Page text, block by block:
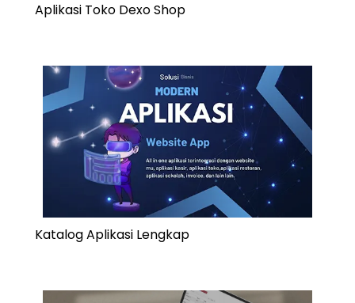
Aplikasi Toko Dexo Shop
Katalog Aplikasi Lengkap